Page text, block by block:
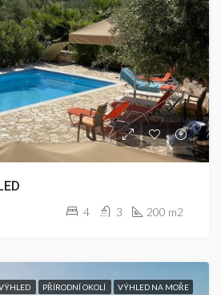
4 3 200 m2
PŘÍRODNÍ OKOLÍ VÝHLED NA MOŘE